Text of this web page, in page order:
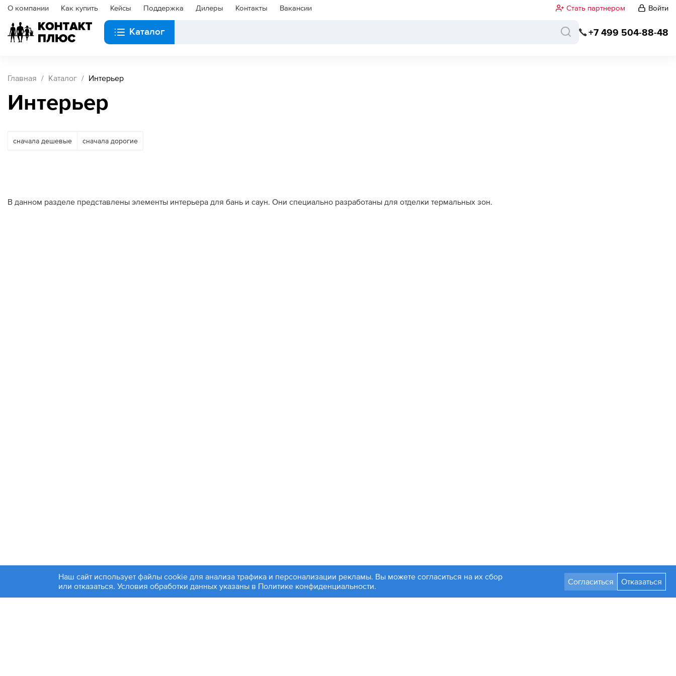
О компании Как купить Кейсы Поддержка Дилеры Контакты Вакансии Стать партнером Войти
Каталог +7 499 504-88-48
Главная Каталог Интерьер
Интерьер
сначала дешевые сначала дорогие
В данном разделе представлены элементы интерьера для бань и саун. Они специально разработаны для отделки термальных зон.
© 1994-2026. ЗАО «Контакт Плюс»
Политика конфиденциальности
+7 499 504-88-48
Москва, ул. 1812 года, д. 12
Разработка сайта
Наш сайт использует файлы cookie для анализа трафика и персонализации рекламы. Вы можете согласиться на их сбор
или отказаться. Условия обработки данных указаны в Политике конфиденциальности.
Согласиться Отказаться